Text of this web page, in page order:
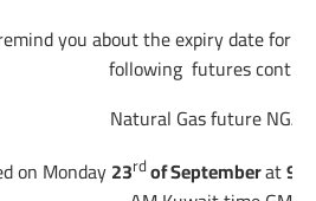
you about the expiry date for
following futures
Natural Gas future
on Monday23rdof Septemberat